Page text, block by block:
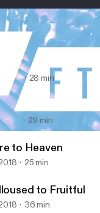
Community Church
2018 28 min
Church
29 min
to Heaven
25 min
to Fruitful
36 min